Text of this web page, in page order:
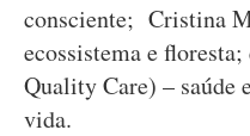
consciente; Cristina
ecossistema e
Quality Care) – saúde
vida.